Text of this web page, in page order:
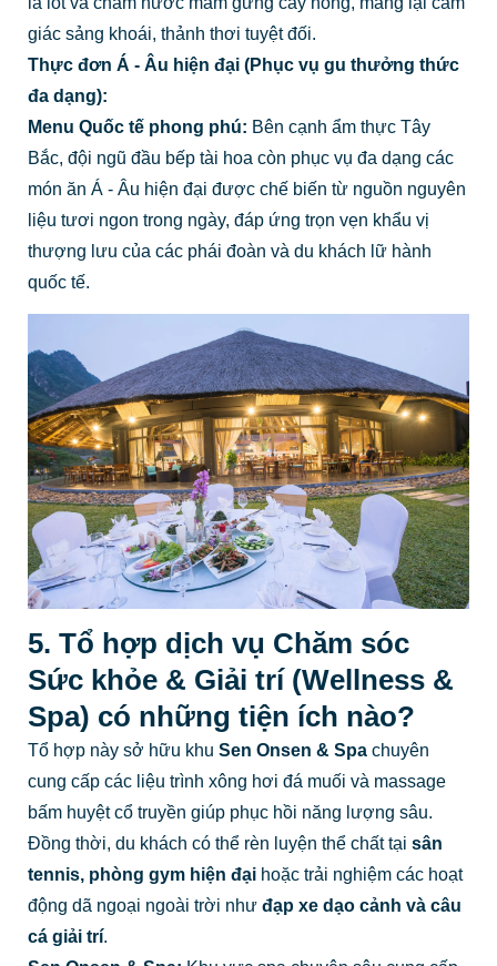
giác sảng khoái, thảnh thơi tuyệt đối.
Thực đơn Á - Âu hiện đại (Phục vụ gu thưởng thức
đa dạng):
Menu Quốc tế phong phú: Bên cạnh ẩm thực Tây
Bắc, đội ngũ đầu bếp tài hoa còn phục vụ đa dạng các
món ăn Á - Âu hiện đại được chế biến từ nguồn nguyên
liệu tươi ngon trong ngày, đáp ứng trọn vẹn khẩu vị
thượng lưu của các phái đoàn và du khách lữ hành
quốc tế.
5. Tổ hợp dịch vụ Chăm sóc
Sức khỏe & Giải trí (Wellness &
Spa) có những tiện ích nào?
Tổ hợp này sở hữu khu Sen Onsen & Spachuyên
cung cấp các liệu trình xông hơi đá muối và massage
bấm huyệt cổ truyền giúp phục hồi năng lượng sâu.
Đồng thời, du khách có thể rèn luyện thể chất tại sân
tennis, phòng gym hiện đạihoặc trải nghiệm các hoạt
động dã ngoại ngoài trời như đạp xe dạo cảnh và câu
cá giải trí.